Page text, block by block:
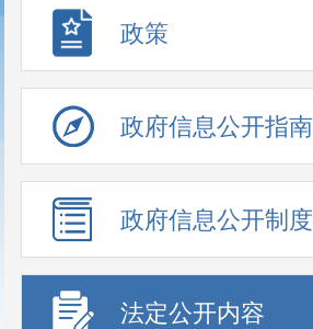
政策
政府信息公开指南
政府信息公开制度
法定公开内容